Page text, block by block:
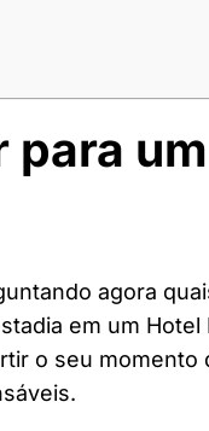
para
agora
em um Hotel
o seu